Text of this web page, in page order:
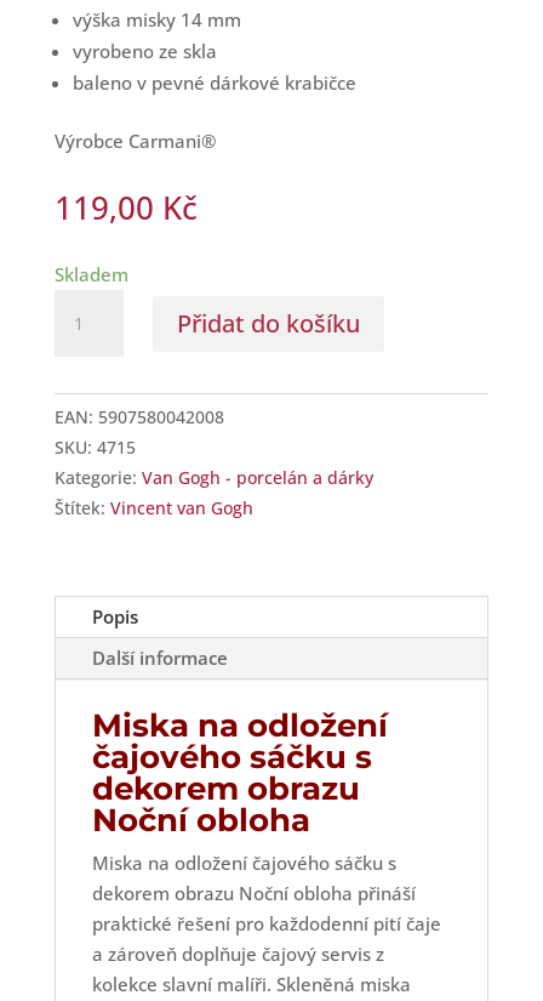
výška misky 14 mm
vyrobeno ze skla
baleno v pevné dárkové krabičce
Výrobce Carmani®
119,00 Kč
Skladem
miska
odložení
čajového
sáčku
Van
Gogh
obloha
množství
Přidat do košíku
EAN: 5907580042008
SKU: 4715
Kategorie: Van Gogh - porcelán a dárky
Štítek: Vincent van Gogh
Popis
Další informace
Miska na odložení
čajového sáčku s
dekorem obrazu
Noční obloha
Miska na odložení čajového sáčku s
dekorem obrazu Noční obloha přináší
praktické řešení pro každodenní pití čaje
a zároveň doplňuje čajový servis z
kolekce slavní malíři. Skleněná miska